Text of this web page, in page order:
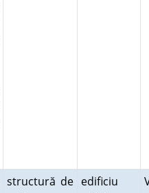
structură de edificiu